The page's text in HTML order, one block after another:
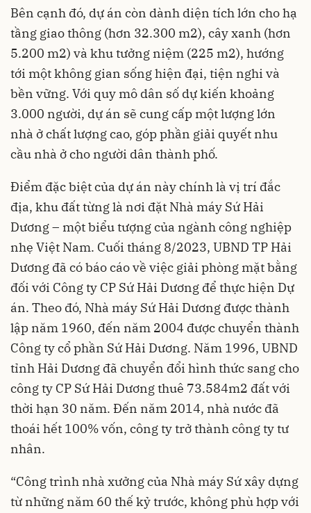
Bên cạnh đó, dự án còn dành diện tích lớn cho hạ
tầng giao thông (hơn 32.300 m2), cây xanh (hơn
5.200 m2) và khu tưởng niệm (225 m2), hướng
tới một không gian sống hiện đại, tiện nghi và
bền vững. Với quy mô dân số dự kiến khoảng
3.000 người, dự án sẽ cung cấp một lượng lớn
nhà ở chất lượng cao, góp phần giải quyết nhu
cầu nhà ở cho người dân thành phố.
Điểm đặc biệt của dự án này chính là vị trí đắc
địa, khu đất từng là nơi đặt Nhà máy Sứ Hải
Dương – một biểu tượng của ngành công nghiệp
nhẹ Việt Nam. Cuối tháng 8/2023, UBND TP Hải
Dương đã có báo cáo về việc giải phòng mặt bằng
đối với Công ty CP Sứ Hải Dương để thực hiện Dự
án. Theo đó, Nhà máy Sứ Hải Dương được thành
lập năm 1960, đến năm 2004 được chuyển thành
Công ty cổ phần Sứ Hải Dương. Năm 1996, UBND
tỉnh Hải Dương đã chuyển đổi hình thức sang cho
công ty CP Sứ Hải Dương thuê 73.584m2 đất với
thời hạn 30 năm. Đến năm 2014, nhà nước đã
thoái hết 100% vốn, công ty trở thành công ty tư
nhân.
“Công trình nhà xưởng của Nhà máy Sứ xây dựng
từ những năm 60 thế kỷ trước, không phù hợp với